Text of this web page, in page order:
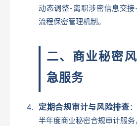
动态调整-离职涉密信息交
流程保密管理机制。
二、商业秘密
急服务
定期合规审计与风险排查
半年度商业秘密合规审计服